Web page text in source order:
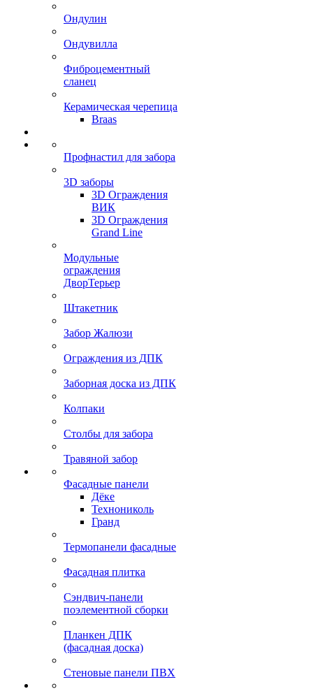
Ондулин
Ондувилла
Фиброцементный
сланец
Керамическая черепица
Braas
Профнастил для забора
3D заборы
3D Ограждения
ВИК
3D Ограждения
Grand Line
Модульные
ограждения
ДворТерьер
Штакетник
Забор Жалюзи
Ограждения из ДПК
Заборная доска из ДПК
Колпаки
Столбы для забора
Травяной забор
Фасадные панели
Дёке
Технониколь
Гранд
Термопанели фасадные
Фасадная плитка
Сэндвич-панели
поэлементной сборки
Планкен ДПК
(фасадная доска)
Стеновые панели ПВХ